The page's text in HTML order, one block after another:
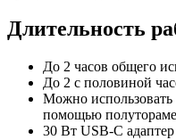
Длительность
До 2 часов общего
До 2 с половиной
Можно использовать
помощью
30 Вт USB-C